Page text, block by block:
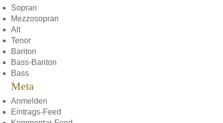
Sopran
Mezzosopran
Alt
Tenor
Bariton
Bass-Bariton
Bass
Meta
Anmelden
Eintrags-Feed